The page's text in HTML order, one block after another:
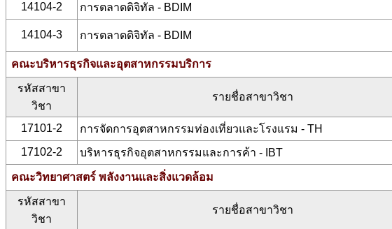
14104-2 การตลาดดิจิทัล - BDIM
14104-3 การตลาดดิจิทัล - BDIM
คณะบริหารธุรกิจและอุตสาหกรรมบริการ
รหัสสาขา
วิชา
รายชื่อสาขาวิชา
17101-2 การจัดการอุตสาหกรรมท่องเที่ยวและโรงแรม - TH
17102-2
บริหารธุรกิจอุตสาหกรรมและการค้า - IBT
คณะวิทยาศาสตร์ พลังงานและสิ่งแวดล้อม
รหัสสาขา
วิชา
รายชื่อสาขาวิชา